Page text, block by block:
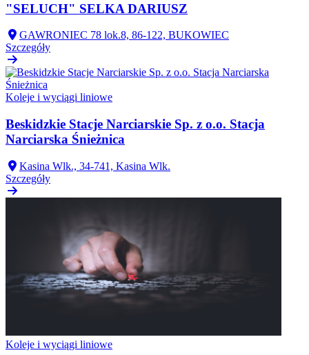
"SELUCH" SELKA DARIUSZ
GAWRONIEC 78 lok.8, 86-122, BUKOWIEC
Szczegóły
Koleje i wyciągi liniowe
Beskidzkie Stacje Narciarskie Sp. z o.o. Stacja
Narciarska Śnieżnica
Kasina Wlk., 34-741, Kasina Wlk.
Szczegóły
Koleje i wyciągi liniowe